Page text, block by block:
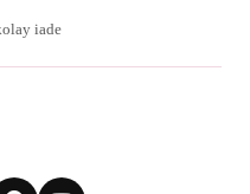
iade